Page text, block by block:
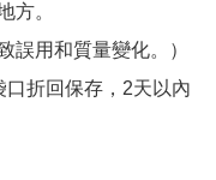
方。
誤用和質量變化。）
口折回保存，2天以內